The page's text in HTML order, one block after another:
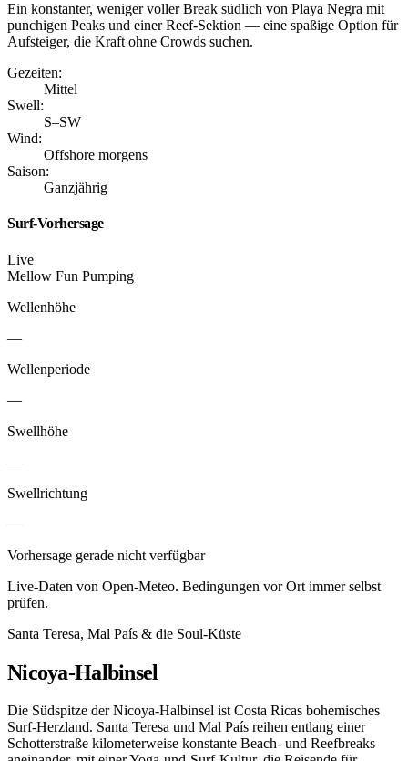
Ein konstanter, weniger voller Break südlich von Playa Negra mit
punchigen Peaks und einer Reef-Sektion — eine spaßige Option für
Aufsteiger, die Kraft ohne Crowds suchen.
Gezeiten:
Mittel
Swell:
S–SW
Wind:
Offshore morgens
Saison:
Ganzjährig
Surf-Vorhersage
Live
Mellow Fun Pumping
Wellenhöhe
—
Wellenperiode
—
Swellhöhe
—
Swellrichtung
—
Vorhersage gerade nicht verfügbar
Live-Daten von Open-Meteo. Bedingungen vor Ort immer selbst
prüfen.
Santa Teresa, Mal País & die Soul-Küste
Nicoya-Halbinsel
Die Südspitze der Nicoya-Halbinsel ist Costa Ricas bohemisches
Surf-Herzland. Santa Teresa und Mal País reihen entlang einer
Schotterstraße kilometerweise konstante Beach- und Reefbreaks